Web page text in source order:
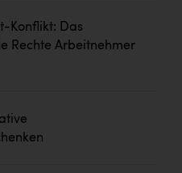
Konflikt: Das
Rechte Arbeitnehmer